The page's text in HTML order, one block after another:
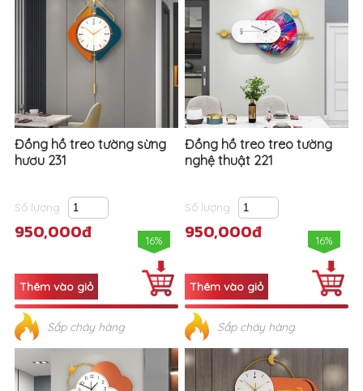
Đồng hồ treo tường sừng
hươu 231
Số lượng
950,000đ 16%
Sắp cháy hàng
Đồng hồ treo treo tường
nghệ thuật 221
Số lượng
950,000đ 16%
Sắp cháy hàng